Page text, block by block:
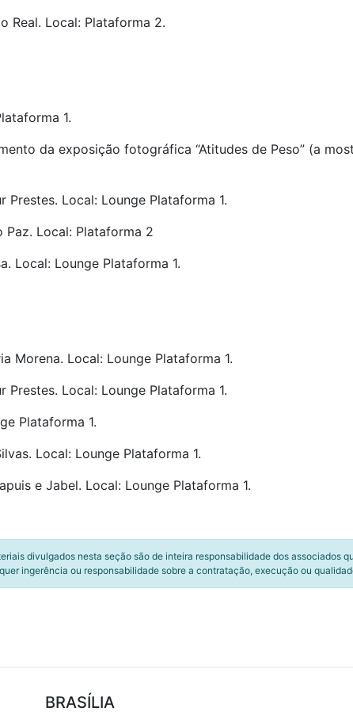
Real. Local: Plataforma 2.
1.
da exposição fotográfica “Atitudes de Peso” (a
Prestes. Local: Lounge Plataforma 1.
Paz. Local: Plataforma 2
Local: Lounge Plataforma 1.
Morena. Local: Lounge Plataforma 1.
Prestes. Local: Lounge Plataforma 1.
Plataforma 1.
Local: Lounge Plataforma 1.
e Jabel. Local: Lounge Plataforma 1.
divulgados nesta seção são de inteira responsabilidade dos associados
ingerência ou responsabilidade sobre a contratação, execução ou
BRASÍLIA